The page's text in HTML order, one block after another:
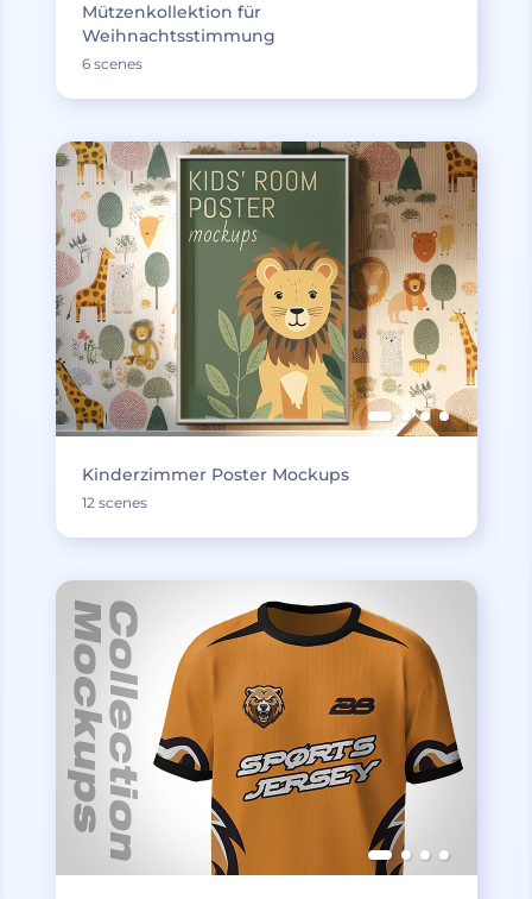
Mützenkollektion für
Weihnachtsstimmung
6 scenes
Kinderzimmer Poster Mockups
12 scenes